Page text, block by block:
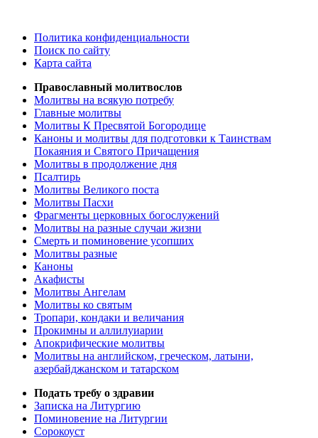
Политика конфиденциальности
Поиск по сайту
Карта сайта
Православный молитвослов
Молитвы на всякую потребу
Главные молитвы
Молитвы К Пресвятой Богородице
Каноны и молитвы для подготовки к Таинствам
Покаяния и Святого Причащения
Молитвы в продолжение дня
Псалтирь
Молитвы Великого поста
Молитвы Пасхи
Фрагменты церковных богослужений
Молитвы на разные случаи жизни
Смерть и поминовение усопших
Молитвы разные
Каноны
Акафисты
Молитвы Ангелам
Молитвы ко святым
Тропари, кондаки и величания
Прокимны и аллилуиарии
Апокрифические молитвы
Молитвы на английском, греческом, латыни,
азербайджанском и татарском
Подать требу о здравии
Записка на Литургию
Поминовение на Литургии
Сорокоуст